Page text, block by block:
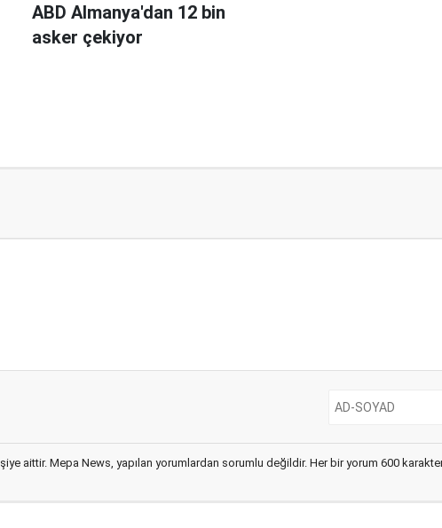
ABD Almanya'dan 12 bin
asker çekiyor
aittir. Mepa News, yapılan yorumlardan sorumlu değildir. Her bir yorum 600